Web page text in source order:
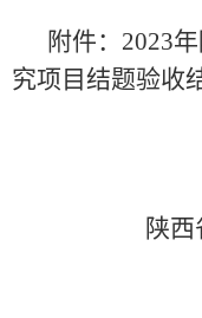
附件：2023
究项目结题验收
陕